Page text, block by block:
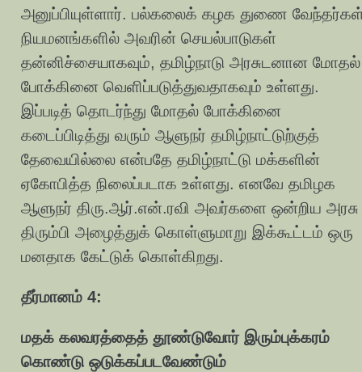
அனுப்பியுள்ளார். பல்கலைக் கழக துணை
நியமனங்களில் அவரின் செயல்பாடுகள்
தன்னிச்சையாகவும், தமிழ்நாடு அரசுடனான மோதல்
போக்கினை வெளிப்படுத்துவதாகவும் உள்ளது.
இப்படித் தொடர்ந்து மோதல் போக்கினை
கடைப்பிடித்து வரும் ஆளுநர் தமிழ்நாட்டுற்குத்
தேவையில்லை என்பதே தமிழ்நாட்டு மக்களின்
ஏகோபித்த நிலைப்படாக உள்ளது. எனவே தமிழக
ஆளுநர் திரு.ஆர்.என்.ரவி அவர்களை ஒன்றிய அரசு
திரும்பி அழைத்துக் கொள்ளுமாறு இக்கூட்டம் ஒரு
மனதாக கேட்டுக் கொள்கிறது.
தீர்மானம் 4:
மதக் கலவரத்தைத் தூண்டுவோர் இரும்புக்கரம்
கொண்டு ஒடுக்கப்படவேண்டும்